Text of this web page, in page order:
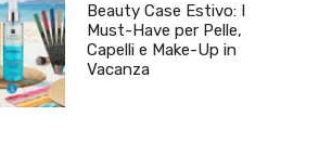
Beauty Case Estivo: I
Must-Have per Pelle,
Capelli e Make-Up in
Vacanza